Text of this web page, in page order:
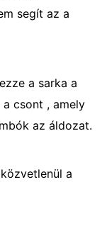
segít az a
a sarka a
csont , amely
az áldozat.
a